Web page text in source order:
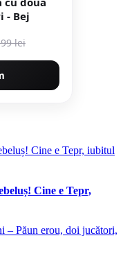
- Bej
lei
Cine e Tepr,